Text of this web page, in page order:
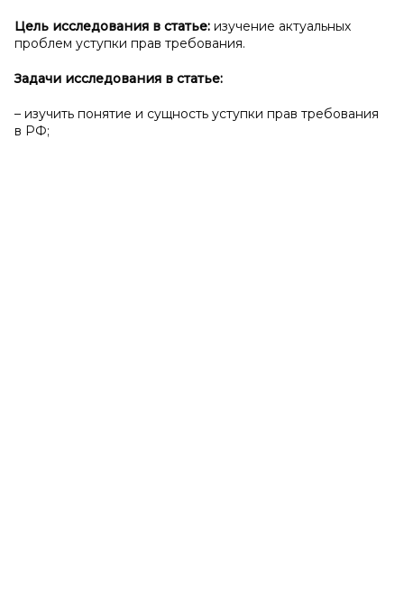
Цель исследования в статье: изучение актуальных
проблем уступки прав требования.
Задачи исследования в статье:
– изучить понятие и сущность уступки прав требования
в РФ;